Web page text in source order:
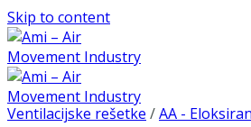
Skip to content
Ventilacijske rešetke /AA -